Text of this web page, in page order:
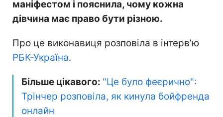
маніфестом і пояснила, чому кожна
дівчина має право бути різною.
Про це виконавиця розповіла в інтерв’ю
РБК-Україна.
Більше цікавого: "Це було феєрично":
Трінчер розповіла, як кинула бойфренда
онлайн